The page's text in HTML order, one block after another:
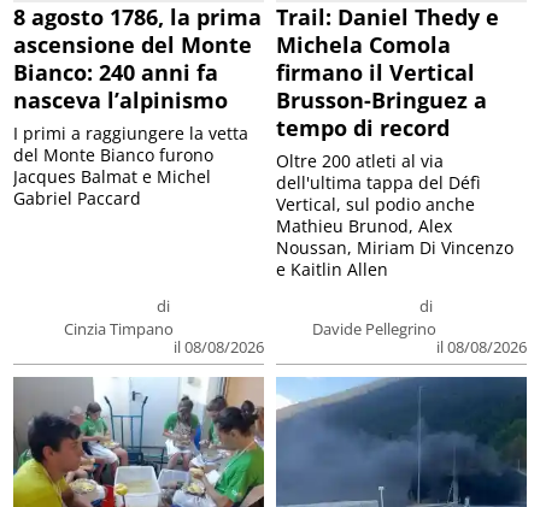
8 agosto 1786, la prima
ascensione del Monte
Bianco: 240 anni fa
nasceva l’alpinismo
di
Cinzia Timpano
il 08/08/2026
I primi a raggiungere la vetta
del Monte Bianco furono
Jacques Balmat e Michel
Gabriel Paccard
Trail: Daniel Thedy e
Michela Comola
firmano il Vertical
Brusson-Bringuez a
tempo di record
di
Davide Pellegrino
il 08/08/2026
Oltre 200 atleti al via
dell'ultima tappa del Défì
Vertical, sul podio anche
Mathieu Brunod, Alex
Noussan, Miriam Di Vincenzo
e Kaitlin Allen